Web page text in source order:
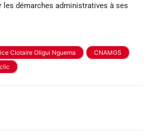
les démarches administratives à ses
Clotaire Oligui Nguema
CNAMGS